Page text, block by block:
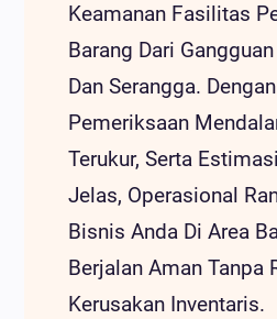
Keamanan Fasilitas
Barang Dari
Dan Serangga.
Pemeriksaan
Terukur, Serta
Jelas, Operasional
Bisnis Anda Di Area
Berjalan Aman Tanpa
Kerusakan Inventaris.